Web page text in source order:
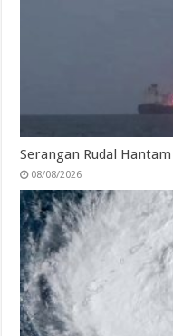
Serangan Rudal
08/08/2026